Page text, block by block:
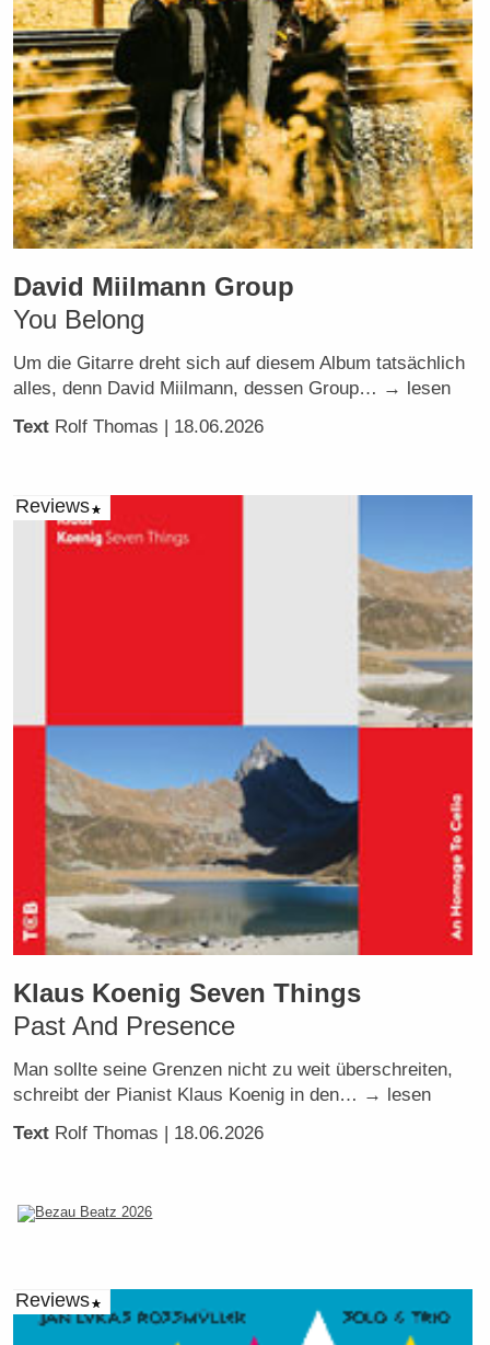
David Miilmann Group
You Belong
Um die Gitarre dreht sich auf diesem Album tatsächlich
alles, denn David Miilmann, dessen Group… → lesen
Text Rolf Thomas | 18.06.2026
Reviews
Klaus Koenig Seven Things
Past And Presence
Man sollte seine Grenzen nicht zu weit überschreiten,
schreibt der Pianist Klaus Koenig in den… → lesen
Text Rolf Thomas | 18.06.2026
Reviews